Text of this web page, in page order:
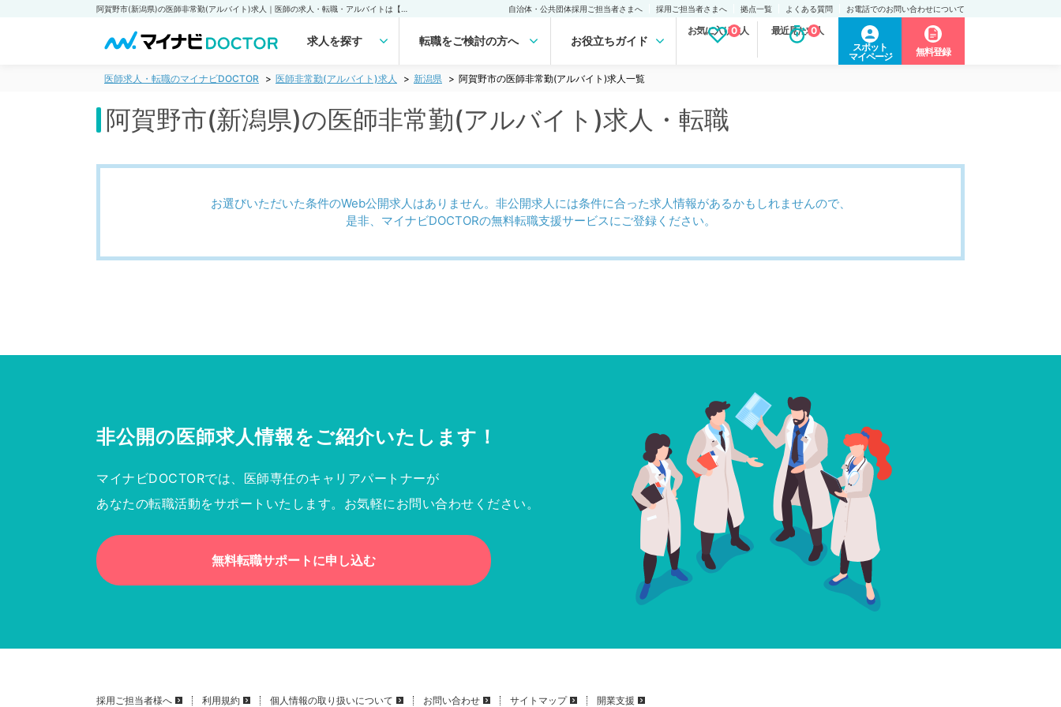
自治体・公共団体採用ご担当者さまへ 採用ご担当者さまへ 拠点一覧 よくある質問 お電話でのお問い合わせについて
求人を探す 転職をご検討の方へ お役立ちガイド
お気に入り求人
0 最近見た求人
0
スポット
マイページ
無料登録
医師求人・転職のマイナビDOCTOR 医師非常勤(アルバイト)求人 新潟県 阿賀野市の医師非常勤(アルバイト)求人一覧
阿賀野市(新潟県)の医師非常勤(アルバイト)求人・転職
お選びいただいた条件のWeb公開求人はありません。非公開求人には条件に合った求人情報があるかもしれませんので、
是非、マイナビDOCTORの無料転職支援サービスにご登録ください。
非公開の医師求人情報をご紹介いたします！
マイナビDOCTORでは、医師専任のキャリアパートナーが
あなたの転職活動をサポートいたします。お気軽にお問い合わせください。
無料転職サポートに申し込む
採用ご担当者様へ 利用規約 個人情報の取り扱いについて お問い合わせ サイトマップ 開業支援